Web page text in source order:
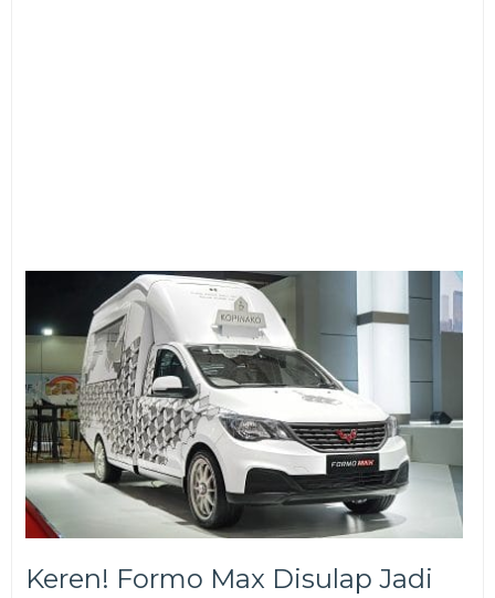
Keren! Formo Max Disulap Jadi